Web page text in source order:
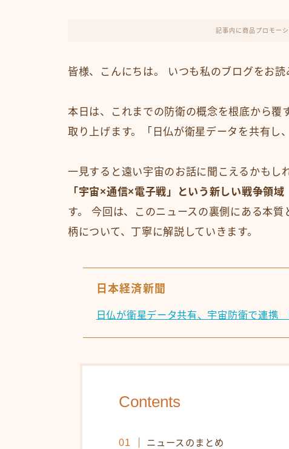
記事内に商品プロモー
皆様、こんにちは。 いつも私のブログをお読
本日は、これまでの防衛の概念を根底から覆
取り上げます。「日仏が衛星データを共有し
一見すると遠い宇宙のお話に聞こえるかもし
「宇宙×通信×電子戦」という新しい戦争領域
す。 今回は、このニュースの裏側にある本
柄について、丁寧に解説していきます。
日本経済新聞
日仏が衛星データ共有、宇宙防衛で連携
Contents
ニュースのまとめ